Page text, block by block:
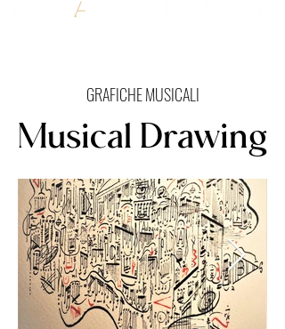
GRAFICHE MUSICALI
Musical Drawing